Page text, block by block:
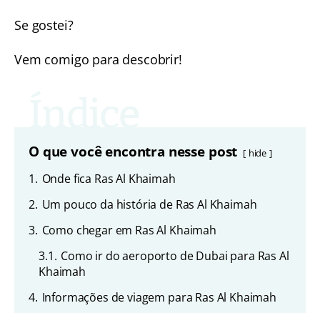
Se gostei?
Vem comigo para descobrir!
O que você encontra nesse post hide
1. Onde fica Ras Al Khaimah
2. Um pouco da história de Ras Al Khaimah
3. Como chegar em Ras Al Khaimah
3.1. Como ir do aeroporto de Dubai para Ras Al
Khaimah
4. Informações de viagem para Ras Al Khaimah